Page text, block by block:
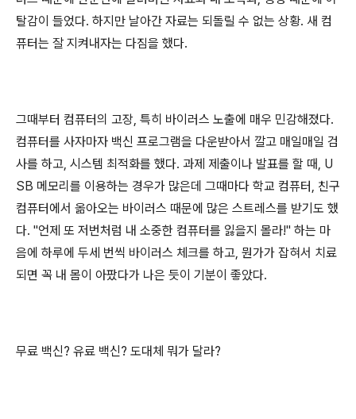
탈감이 들었다. 하지만 날아간 자료는 되돌릴 수 없는 상황. 새 컴
퓨터는 잘 지켜내자는 다짐을 했다.
그때부터 컴퓨터의 고장, 특히 바이러스 노출에 매우 민감해졌다.
컴퓨터를 사자마자 백신 프로그램을 다운받아서 깔고 매일매일 검
사를 하고, 시스템 최적화를 했다. 과제 제출이나 발표를 할 때, U
SB 메모리를 이용하는 경우가 많은데 그때마다 학교 컴퓨터, 친구
컴퓨터에서 옮아오는 바이러스 때문에 많은 스트레스를 받기도 했
다. "언제 또 저번처럼 내 소중한 컴퓨터를 잃을지 몰라!" 하는 마
음에 하루에 두세 번씩 바이러스 체크를 하고, 뭔가가 잡혀서 치료
되면 꼭 내 몸이 아팠다가 나은 듯이 기분이 좋았다.
무료 백신? 유료 백신? 도대체 뭐가 달라?